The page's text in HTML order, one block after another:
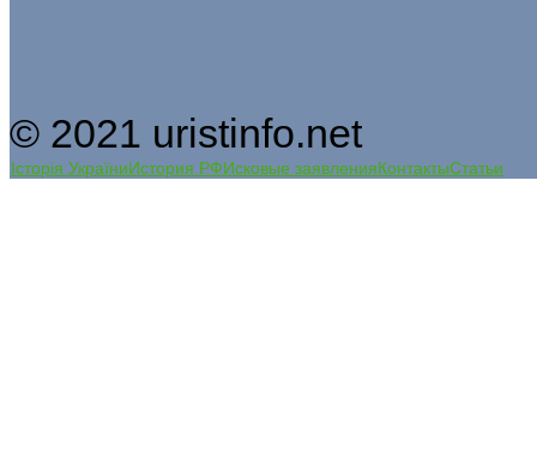
© 2021 uristinfo.net
Історія УкраїниИстория РФИсковые заявленияКонтактыСтатьи